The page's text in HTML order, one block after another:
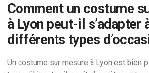
Comment un costume
à Lyon peut-il s’adapter
différents types
Un costume sur mesure à Lyon est bien